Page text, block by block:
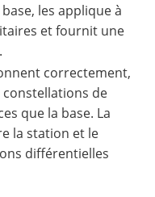
les applique à
et fournit une
correctement,
de
que la base. La
la station et le
différentielles